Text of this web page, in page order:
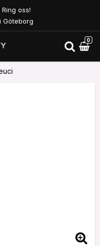
oss!
Göteborg
0